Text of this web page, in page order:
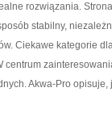
rozwiązania.
stabilny,
Ciekawe kategorie
centrum
Akwa-Pro